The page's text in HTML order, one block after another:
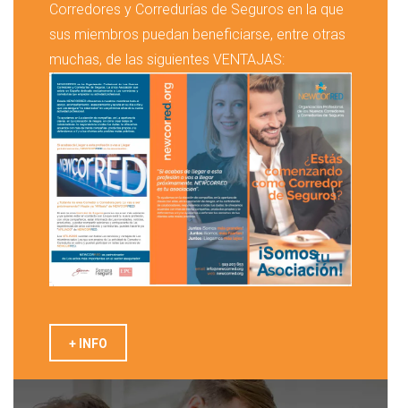
Corredores y Corredurías de Seguros en la que
sus miembros puedan beneficiarse, entre otras
muchas, de las siguientes VENTAJAS:
+ INFO